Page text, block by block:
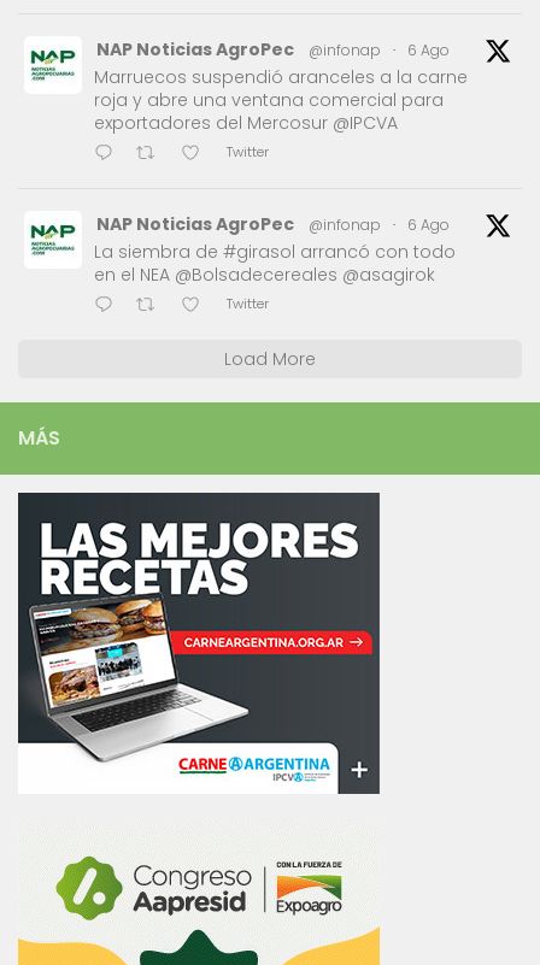
NAP Noticias AgroPec @infonap · 6 Ago
Marruecos suspendió aranceles a la carne
roja y abre una ventana comercial para
exportadores del Mercosur @IPCVA
Twitter
NAP Noticias AgroPec @infonap · 6 Ago
La siembra de #girasol arrancó con todo
en el NEA @Bolsadecereales @asagirok
Twitter
Load More
MÁS